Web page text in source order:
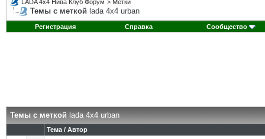
LADA 4x4 Нива Клуб Форум > Метки
Темы с меткой lada 4x4 urban
Регистрация Справка Сообщество
Темы с меткой lada 4x4 urban
Тема / Автор